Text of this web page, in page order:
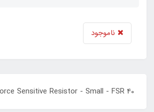
ناموجود
Sensitive Resistor - Small - FSR 40